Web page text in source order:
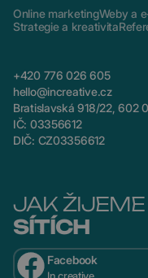
Online marketingWeby a
Strategie a kreativita
+420 776 026 605
hello@increative.cz
Bratislavská 918/22, 602
IČ: 03356612
DIČ: CZ03356612
JAK
SÍTÍCH
Facebook
In creative